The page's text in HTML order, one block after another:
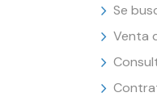
Se
Venta